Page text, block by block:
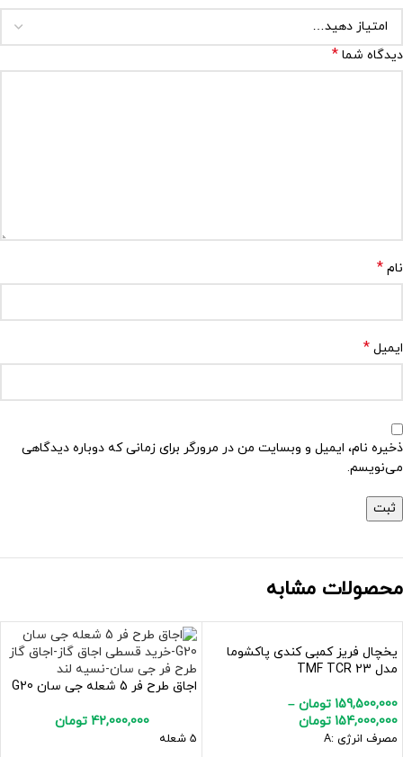
دیدگاه شما *
نام *
ایمیل *
ذخیره نام، ایمیل و وبسایت من در مرورگر برای زمانی که دوباره دیدگاهی
می‌نویسم.
محصولات مشابه
یخچال فریز کمبی کندی پاکشوما
مدل TMF TCR 23
159,500,000 تومان –
154,000,000 تومان
مصرف انرژی :A
اجاق طرح فر 5 شعله جی سان G20
42,000,000 تومان
5 شعله